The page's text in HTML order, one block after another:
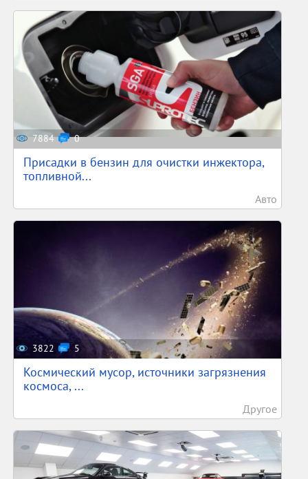
7884 0
Присадки в бензин для очистки инжектора,
топливной...
Авто
3822 5
Космический мусор, источники загрязнения
космоса, ...
Другое